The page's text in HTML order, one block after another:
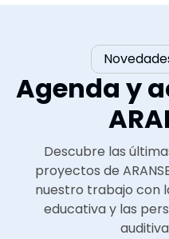
Agenda y
Descubre las
proyectos de
nuestro trabajo con
educativa y las